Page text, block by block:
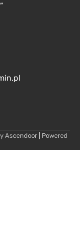
Ascendoor| Powered